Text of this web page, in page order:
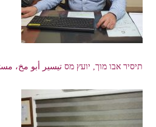
תיסיר אבו מוך, יועץ מס تيسير أبو مخ،